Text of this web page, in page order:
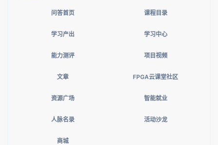
问答首页 课程目录
学习产出 学习中心
能力测评 项目视频
文章 FPGA云课堂社区
资源广场 智能就业
人脉名录 活动沙龙
商城